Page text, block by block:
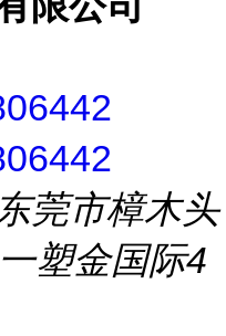
莞市樟木头
塑金国际4